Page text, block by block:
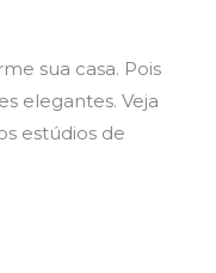
sua casa. Pois
elegantes. Veja
estúdios de